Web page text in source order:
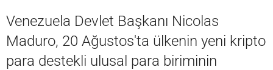
Contact / İletişim
Venezuela Devlet Başkanı Nicolas
Maduro, 20 Ağustos'ta ülkenin yeni kripto
para destekli ulusal para biriminin